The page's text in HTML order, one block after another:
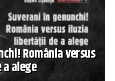
România versus
alege